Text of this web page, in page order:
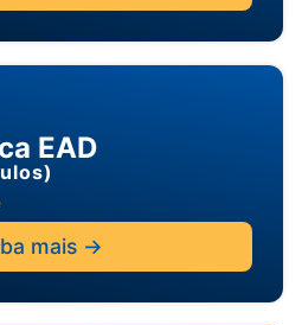
EAD
mais ->